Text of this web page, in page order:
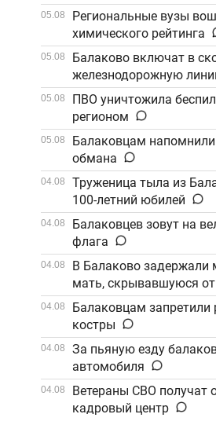
05.08
Региональные вузы
химического рейтинга
05.08
Балаково включат в
железнодорожную
Саратов
05.08
ПВО уничтожила
регионом
05.08
Балаковцам
обмана
04.08
Труженица тыла из
100-летний юбилей
04.08
Балаковцев зовут на
флага
04.08
В Балаково задержали
мать, скрывавшуюся
04.08
Балаковцам запретили
костры
04.08
За пьяную езду
автомобиля
04.08
Ветераны СВО получат
кадровый центр